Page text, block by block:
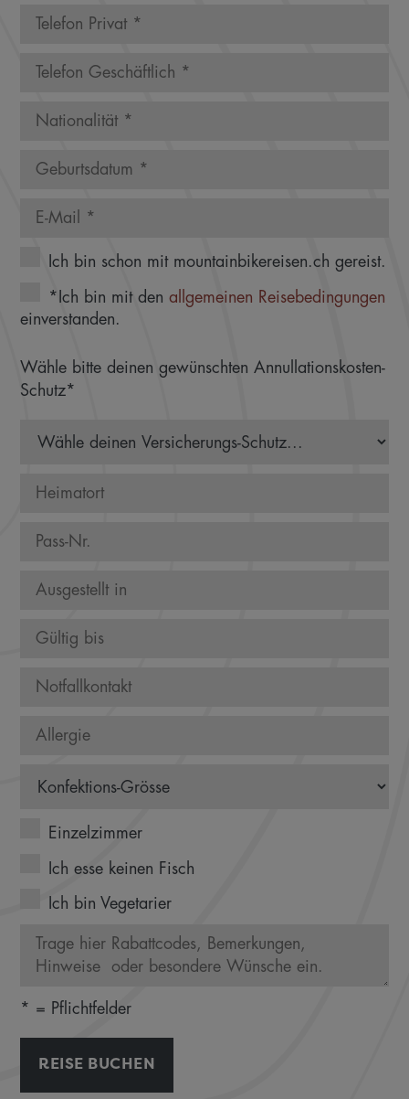
Ich bin schon mit mountainbikereisen.ch gereist.
*Ich bin mit den allgemeinen Reisebedingungen
einverstanden.
Wähle bitte deinen gewünschten Annullationskosten-
Schutz*
Einzelzimmer
Ich esse keinen Fisch
Ich bin Vegetarier
* = Pflichtfelder
REISE BUCHEN